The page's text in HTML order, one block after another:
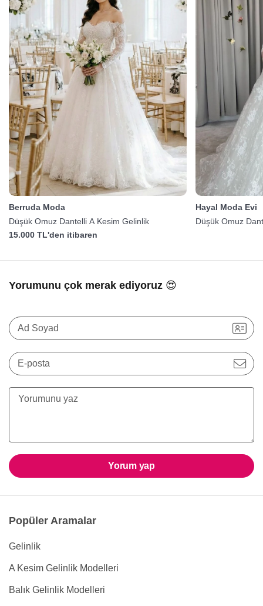
Berruda Moda
Düşük Omuz Dantelli A Kesim Gelinlik
15.000 TL'den itibaren
Hayal Moda Evi
Düşük Omuz
Yorumunu çok merak ediyoruz 😍
Ad Soyad
E-posta
Yorum yap
Popüler Aramalar
Gelinlik
A Kesim Gelinlik Modelleri
Balık Gelinlik Modelleri